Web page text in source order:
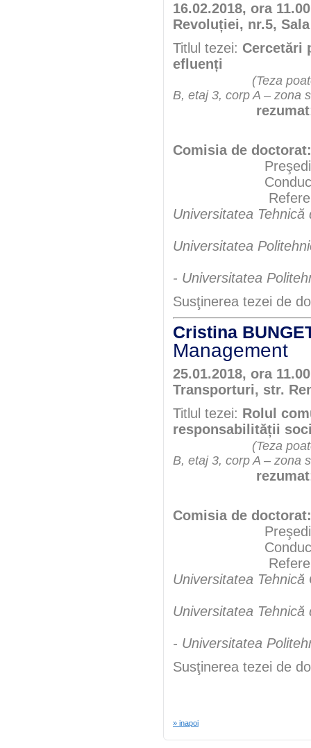
16.02.2018, ora
Revoluției, nr.5,
Titlul tezei: Cercetări
efluenți
(Teza
B, etaj 3, corp A – zona
rezumat
Comisia de doctorat:
Universitatea Tehnică
Universitatea
- Universitatea
Susţinerea tezei de
Cristina
Management
25.01.2018, ora
Transporturi, str.
Titlul tezei: Rolul
responsabilității
(Teza
B, etaj 3, corp A – zona
rezumat
Comisia de doctorat:
Universitatea
Universitatea Tehnică
- Universitatea
Susţinerea tezei de
» inapoi